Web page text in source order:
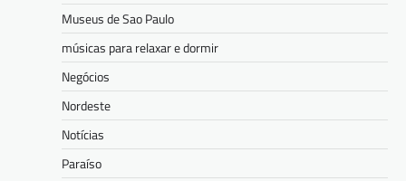
Museus de Sao Paulo
músicas para relaxar e dormir
Negócios
Nordeste
Notícias
Paraíso